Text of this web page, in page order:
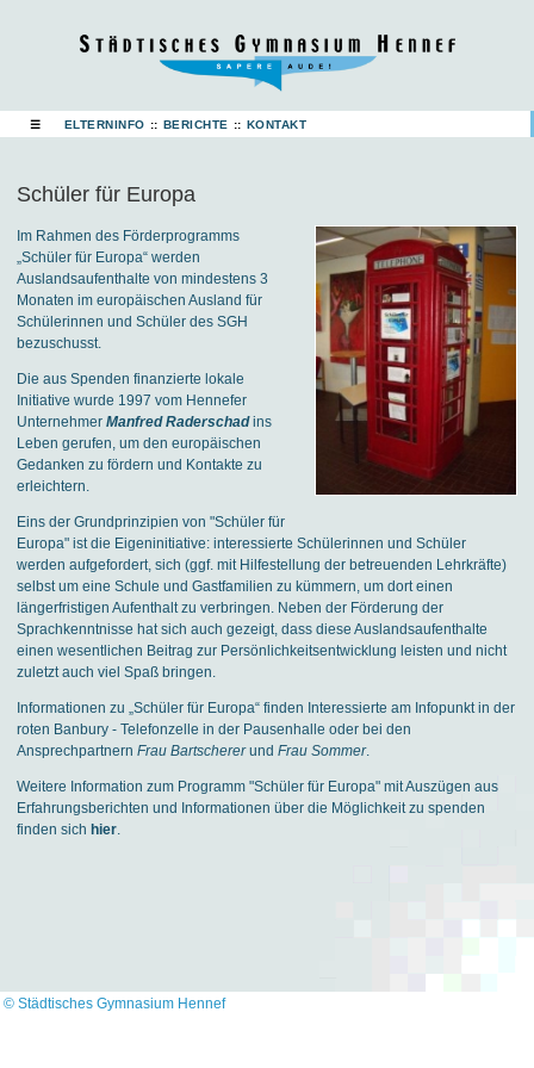
☰ ELTERNINFO :: BERICHTE :: KONTAKT
Schüler für Europa
Im Rahmen des Förderprogramms
„Schüler für Europa“ werden
Auslandsaufenthalte von mindestens 3
Monaten im europäischen Ausland für
Schülerinnen und Schüler des SGH
bezuschusst.
Die aus Spenden finanzierte lokale
Initiative wurde 1997 vom Hennefer
Unternehmer Manfred Raderschadins
Leben gerufen, um den europäischen
Gedanken zu fördern und Kontakte zu
erleichtern.
Eins der Grundprinzipien von "Schüler für
Europa" ist die Eigeninitiative: interessierte Schülerinnen und Schüler
werden aufgefordert, sich (ggf. mit Hilfestellung der betreuenden Lehrkräfte)
selbst um eine Schule und Gastfamilien zu kümmern, um dort einen
längerfristigen Aufenthalt zu verbringen. Neben der Förderung der
Sprachkenntnisse hat sich auch gezeigt, dass diese Auslandsaufenthalte
einen wesentlichen Beitrag zur Persönlichkeitsentwicklung leisten und nicht
zuletzt auch viel Spaß bringen.
Informationen zu „Schüler für Europa“ finden Interessierte am Infopunkt in der
roten Banbury - Telefonzelle in der Pausenhalle oder bei den
Ansprechpartnern Frau Bartschererund Frau Sommer.
Weitere Information zum Programm "Schüler für Europa" mit Auszügen aus
Erfahrungsberichten und Informationen über die Möglichkeit zu spenden
finden sich hier
© Städtisches Gymnasium Hennef